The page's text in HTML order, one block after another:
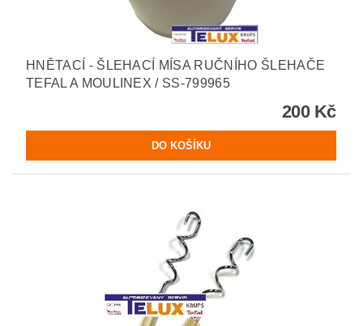
HNĚTACÍ - ŠLEHACÍ MÍSA RUČNÍHO ŠLEHAČE
TEFAL A MOULINEX / SS-799965
200 Kč